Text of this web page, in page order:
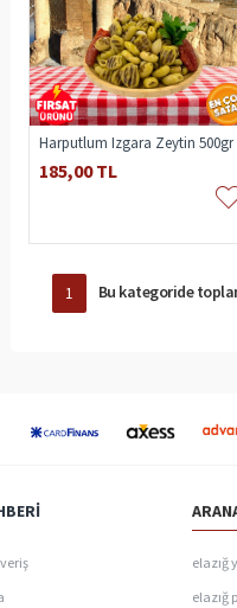
Harputlum Izgara Zeytin 500gr
185,00 TL
1 Bu kategoride
elazığ
elazığ